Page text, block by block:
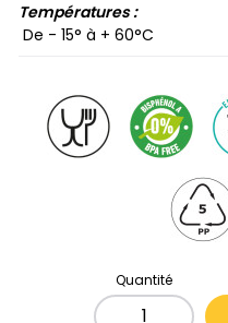
Températures :
De - 15​° à + 60​°C
Quantité